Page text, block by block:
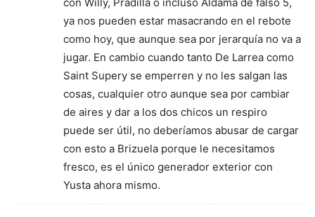
ya nos pueden estar masacrando en el rebote
como hoy, que aunque sea por jerarquía no va a
jugar. En cambio cuando tanto De Larrea como
Saint Supery se emperren y no les salgan las
cosas, cualquier otro aunque sea por cambiar
de aires y dar a los dos chicos un respiro
puede ser útil, no deberíamos abusar de cargar
con esto a Brizuela porque le necesitamos
fresco, es el único generador exterior con
Yusta ahora mismo.